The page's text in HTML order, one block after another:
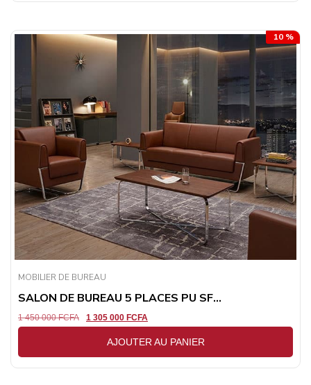
10 %
MOBILIER DE BUREAU
SALON DE BUREAU 5 PLACES PU SF...
1 450 000FCFA 1 305 000 FCFA
AJOUTER AU PANIER